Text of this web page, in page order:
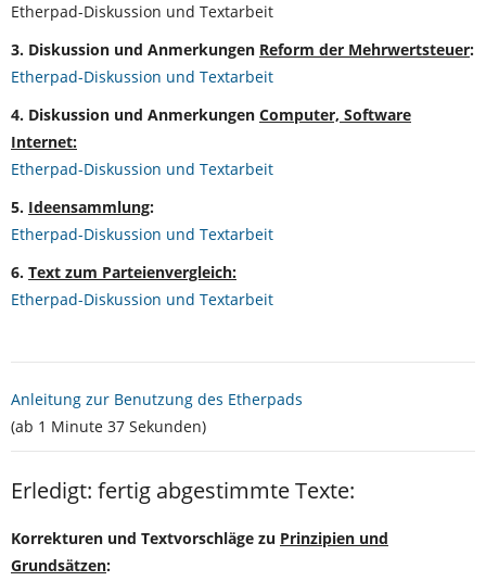
- Prinzipien und Grundsätze
- Politische Leitlinien
- Politische Inhalte
- Forderungen (Vorschau)
- Alleinstellungsmerkmale
Notizen Ideen
- Fragen & Antworten
- Ähnliche Bewegungen
Intern
Etherpad-Diskussion und Textarbeit
3. Diskussion und Anmerkungen Reform der Mehrwertsteuer:
Etherpad-Diskussion und Textarbeit
4. Diskussion und Anmerkungen Computer, Software
Internet:
Etherpad-Diskussion und Textarbeit
5. Ideensammlung:
Etherpad-Diskussion und Textarbeit
6. Text zum Parteienvergleich:
Etherpad-Diskussion und Textarbeit
Anleitung zur Benutzung des Etherpads
(ab 1 Minute 37 Sekunden)
Erledigt: fertig abgestimmte Texte:
Korrekturen und Textvorschläge zu Prinzipien und
Grundsätzen: